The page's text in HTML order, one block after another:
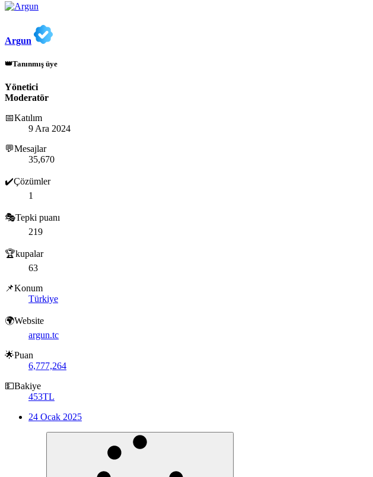
Argun
👑Tanınmış üye
Yönetici
Moderatör
📅Katılım
9 Ara 2024
💬Mesajlar
35,670
✔️Çözümler
1
🎭Tepki puanı
219
🏆kupalar
63
📌Konum
Türkiye
🌍Website
argun.tc
🌟Puan
6,777,264
💵Bakiye
453TL
24 Ocak 2025